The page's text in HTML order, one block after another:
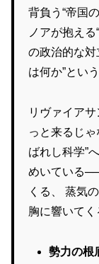
背負う“帝国
ノアが抱え
の政治的な対
は何か”とい
リヴァイア
っと来るじ
ばれし科学”
めいている
くる、 蒸気
胸に響いてく
勢力の根